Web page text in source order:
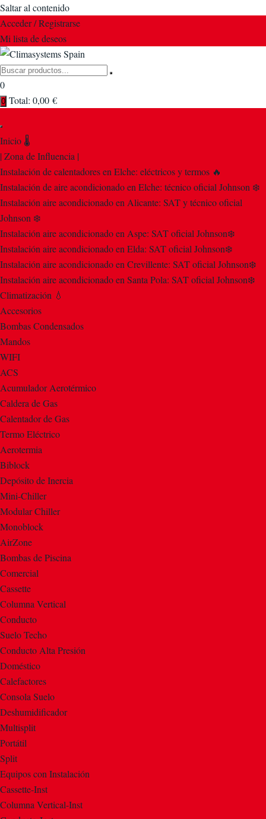
Saltar al contenido
Acceder / Registrarse
Mi lista de deseos
0
0 Total: 0,00 €
Inicio 🌡️
| Zona de Influencia |
Instalación de calentadores en Elche: eléctricos y termos 🔥
Instalación de aire acondicionado en Elche: técnico oficial Johnson ❄️
Instalación aire acondicionado en Alicante: SAT y técnico oficial
Johnson ❄️
Instalación aire acondicionado en Aspe: SAT oficial Johnson❄️
Instalación aire acondicionado en Elda: SAT oficial Johnson❄️
Instalación aire acondicionado en Crevillente: SAT oficial Johnson❄️
Instalación aire acondicionado en Santa Pola: SAT oficial Johnson❄️
Climatización 💧
Accesorios
Bombas Condensados
Mandos
WIFI
ACS
Acumulador Aerotérmico
Caldera de Gas
Calentador de Gas
Termo Eléctrico
Aerotermia
Biblock
Depósito de Inercia
Mini-Chiller
Modular Chiller
Monoblock
AirZone
Bombas de Piscina
Comercial
Cassette
Columna Vertical
Conducto
Suelo Techo
Conducto Alta Presión
Doméstico
Calefactores
Consola Suelo
Deshumidificador
Multisplit
Portátil
Split
Equipos con Instalación
Cassette-Inst
Columna Vertical-Inst